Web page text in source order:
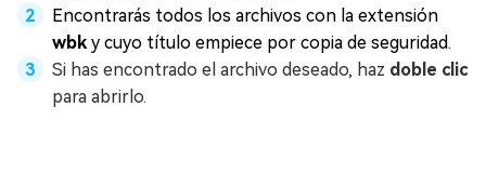
Encontrarás todos los archivos con la extensión
wbk y cuyo título empiece por copia de seguridad.
Si has encontrado el archivo deseado, haz doble clic
para abrirlo.